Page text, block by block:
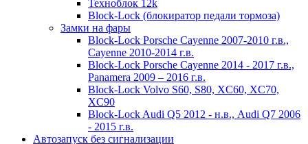
Техноблок 12k
Block-Lock (блокиратор педали тормоза)
Замки на фары
Block-Lock Porsche Cayenne 2007-2010 г.в.,
Cayenne 2010-2014 г.в.
Block-Lock Porsche Cayenne 2014 - 2017 г.в.,
Panamera 2009 – 2016 г.в.
Block-Lock Volvo S60, S80, XC60, XC70,
XC90
Block-Lock Audi Q5 2012 - н.в., Audi Q7 2006
- 2015 г.в.
Автозапуск без сигнализации